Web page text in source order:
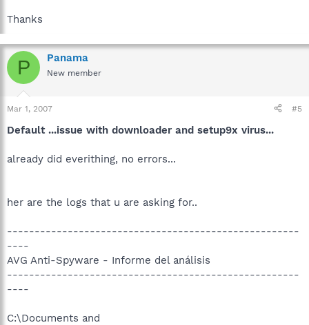
Thanks
P Panama
New member
Mar 1, 2007 #5
Default ...issue with downloader and setup9x virus...
already did everithing, no errors...
her are the logs that u are asking for..
-----------------------------------------------------
----
AVG Anti-Spyware - Informe del análisis
-----------------------------------------------------
----
C:\Documents and